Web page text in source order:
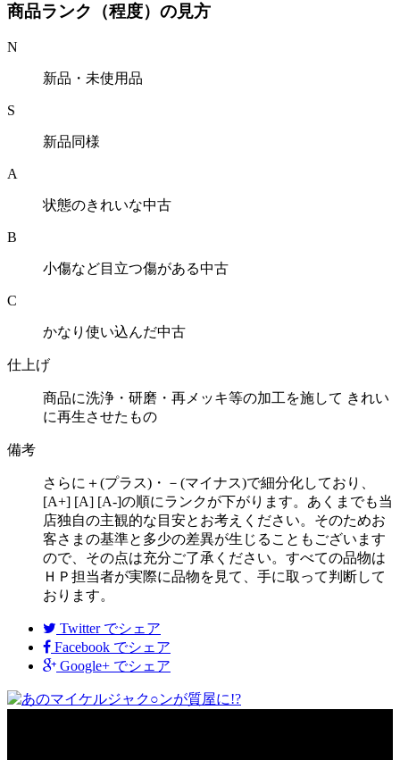
商品ランク（程度）の見方
N
新品・未使用品
S
新品同様
A
状態のきれいな中古
B
小傷など目立つ傷がある中古
C
かなり使い込んだ中古
仕上げ
商品に洗浄・研磨・再メッキ等の加工を施して きれい
に再生させたもの
備考
さらに＋(プラス)・－(マイナス)で細分化しており、
[A+] [A] [A-]の順にランクが下がります。あくまでも当
店独自の主観的な目安とお考えください。そのためお
客さまの基準と多少の差異が生じることもございます
ので、その点は充分ご了承ください。すべての品物は
ＨＰ担当者が実際に品物を見て、手に取って判断して
おります。
Twitter でシェア
Facebook でシェア
Google+ でシェア